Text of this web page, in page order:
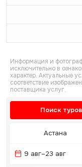
Информация и
исключительно в
характер. Актуальные
соответствие
поставщика услуг.
Поиск туров
Астана
9 авг–23 авг